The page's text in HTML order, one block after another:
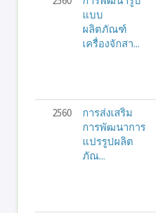
แบบ
ผลิตภัณฑ์
เครื่องจักสา...
2560
การส่งเสริม
การพัฒนาการ
แปรรูปผลิต
ภัณ...